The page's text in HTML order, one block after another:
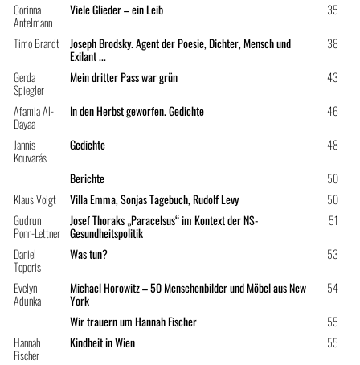
Corinna
Antelmann
Viele Glieder – ein Leib
35
Timo Brandt
Joseph Brodsky. Agent der Poesie, Dichter, Mensch und
Exilant ...
38
Gerda
Spiegler
Mein dritter Pass war grün
43
Afamia Al-
Dayaa
In den Herbst geworfen. Gedichte
46
Jannis
Kouvarás
Gedichte
48
Berichte
50
Klaus Voigt
Villa Emma, Sonjas Tagebuch, Rudolf Levy
50
Gudrun
Ponn-Lettner
Josef Thoraks „Paracelsus“ im Kontext der NS-
Gesundheitspolitik
51
Daniel
Toporis
Was tun?
53
Evelyn
Adunka
Michael Horowitz – 50 Menschenbilder und Möbel aus New
York
54
Wir trauern um Hannah Fischer
55
Hannah
Fischer
Kindheit in Wien
55